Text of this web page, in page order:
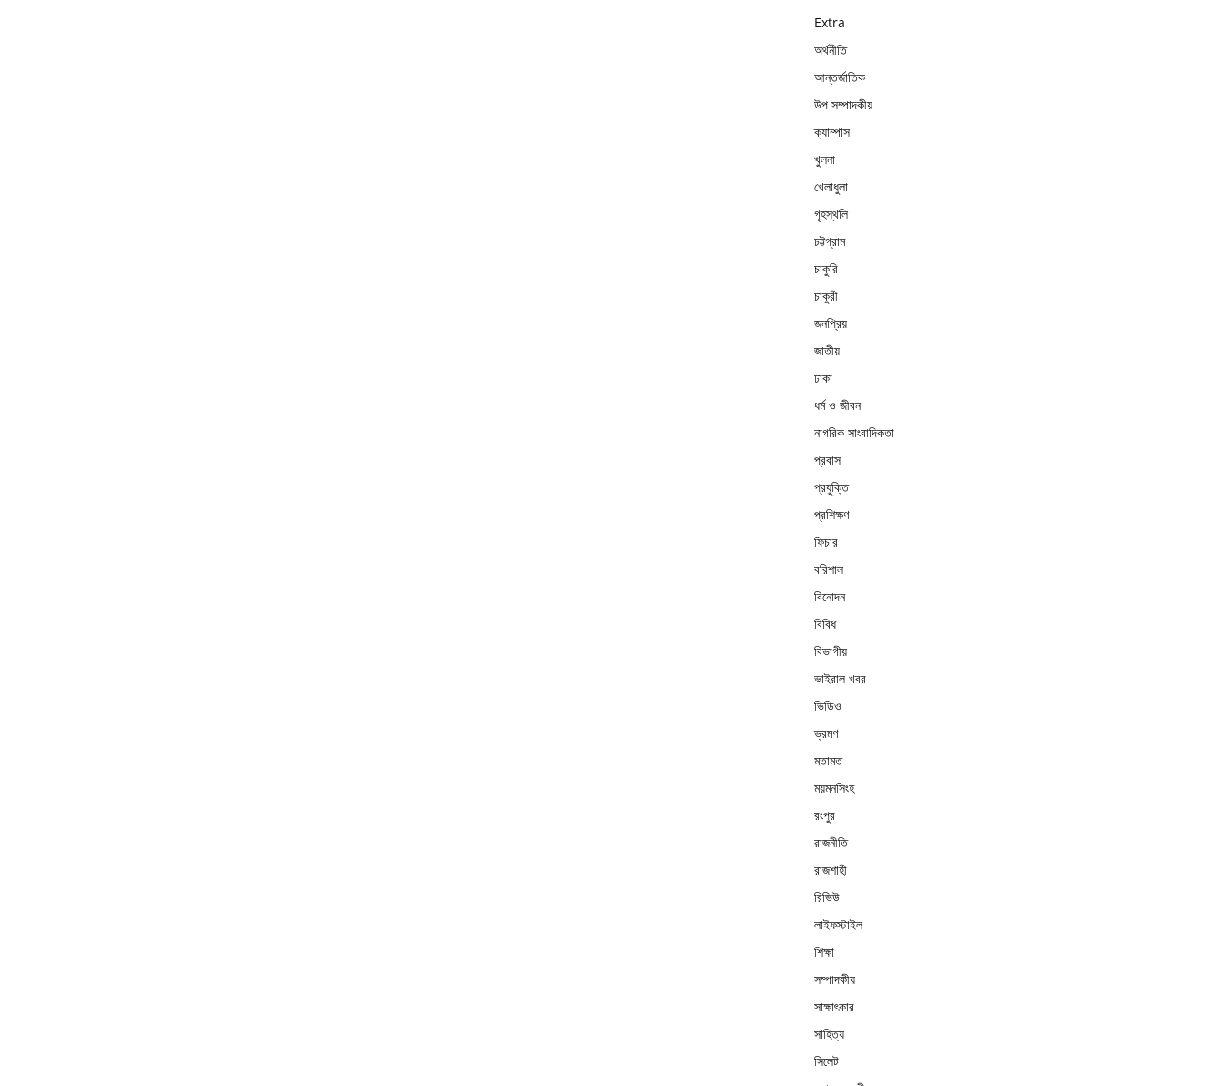
Extra
অর্থনীতি
আন্তর্জাতিক
উপ সম্পাদকীয়
ক্যাম্পাস
খুলনা
খেলাধুলা
গৃহস্থলি
চট্টগ্রাম
চাকুরি
চাকুরী
জনপ্রিয়
জাতীয়
ঢাকা
ধর্ম ও জীবন
নাগরিক সাংবাদিকতা
প্রবাস
প্রযুক্তি
প্রশিক্ষণ
ফিচার
বরিশাল
বিনোদন
বিবিধ
বিভাগীয়
ভাইরাল খবর
ভিডিও
ভ্রমণ
মতামত
ময়মনসিংহ
রংপুর
রাজনীতি
রাজশাহী
রিভিউ
লাইফস্টাইল
শিক্ষা
সম্পাদকীয়
সাক্ষাৎকার
সাহিত্য
সিলেট